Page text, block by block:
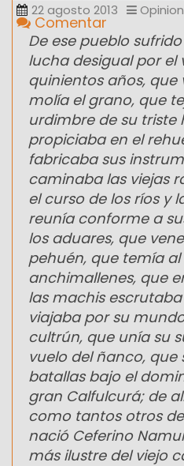
22 agosto 2013 Opinion
Comentar
De ese pueblo
lucha desigual por el
quinientos años, que
molía el grano, que
urdimbre de su triste
propiciaba en el
fabricaba sus
caminaba las viejas
el curso de los ríos y
reunía conforme a
los aduares, que
pehuén, que temía
anchimallenes, que
las machis
viajaba por su
cultrún, que unía su
vuelo del ñanco, que
batallas bajo el
gran Calfulcurá; de
como tantos otros
nació Ceferino
más ilustre del viejo